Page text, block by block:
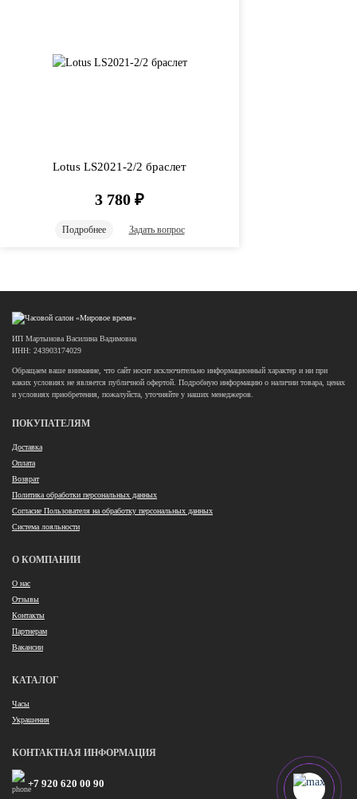
Lotus LS2021-2/2 браслет
3 780 ₽
Подробнее Задать вопрос
ИП Мартынова Василина Вадимовна
ИНН: 243903174029
Обращаем ваше внимание, что сайт носит исключительно информационный характер и ни при
каких условиях не является публичной офертой. Подробную информацию о наличии товара, ценах
и условиях приобретения, пожалуйста, уточняйте у наших менеджеров.
ПОКУПАТЕЛЯМ
Доставка
Оплата
Возврат
Политика обработки персональных данных
Согласие Пользователя на обработку персональных данных
Система лояльности
О КОМПАНИИ
О нас
Отзывы
Контакты
Партнерам
Вакансии
КАТАЛОГ
Часы
Украшения
КОНТАКТНАЯ ИНФОРМАЦИЯ
+7 920 620 00 90